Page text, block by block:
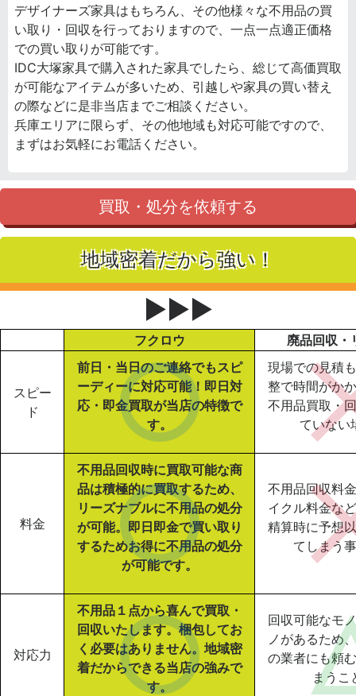
デザイナーズ家具はもちろん、その他様々な不用品の買
い取り・回収を行っておりますので、一点一点適正価格
での買い取りが可能です。
IDC大塚家具で購入された家具でしたら、総じて高価買取
が可能なアイテムが多いため、引越しや家具の買い替え
の際などに是非当店までご相談ください。
兵庫エリアに限らず、その他地域も対応可能ですので、
まずはお気軽にお電話ください。
買取・処分を依頼する
地域密着だから強い！
▶▶▶
フクロウ 廃品回収・
スピー
ド
前日・当日のご連絡でもスピ
ーディーに対応可能！即日対
応・即金買取が当店の特徴で
す。
現場での見積
整で時間がか
不用品買取・
ていない
料金
不用品回収時に買取可能な商
品は積極的に買取するため、
リーズナブルに不用品の処分
が可能。即日即金で買い取り
するためお得に不用品の処分
が可能です。
不用品回収料
イクル料金な
精算時に予想
てしまう
対応力
不用品１点から喜んで買取・
回収いたします。梱包してお
く必要はありません。地域密
着だからできる当店の強みで
す。
回収可能なモ
ノがあるため
の業者にも頼
まうこ